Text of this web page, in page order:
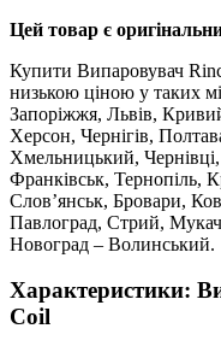
Цей товар є
Купити Випаровувач
низькою ціною у таких
Запоріжжя, Львів,
Херсон, Чернігів,
Хмельницький,
Франківськ, Тернопіль,
Слов’янськ, Бровари,
Павлоград, Стрий,
Новоград – Волинський.
Характеристики:
Coil